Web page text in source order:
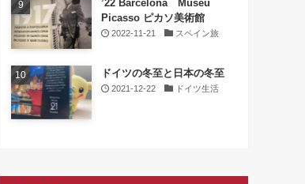
’22 Barcelona Museu
Picasso ピカソ美術館
2022-11-21 スペイン旅
ドイツの冬至と日本の冬至
2021-12-22 ドイツ生活